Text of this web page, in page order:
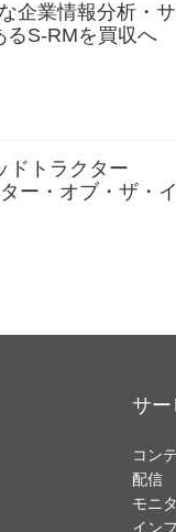
企業情報分析・
るS-RMを買収へ
ドトラクター
ー・オブ・ザ・
械分野で画期的
サー
コン
配信
モニ
イン